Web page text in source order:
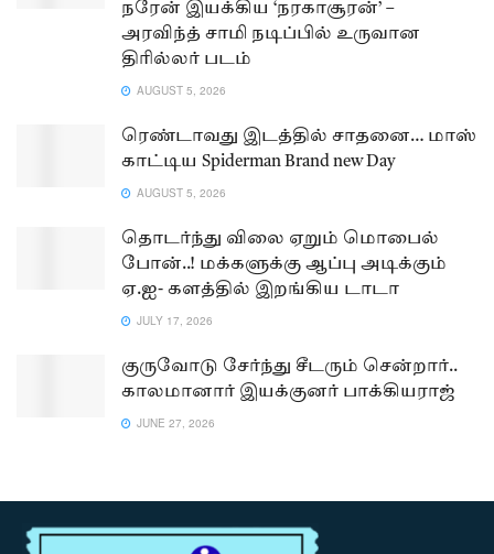
நரேன் இயக்கிய ‘நரகாசூரன்’ –
அரவிந்த் சாமி நடிப்பில் உருவான
திரில்லர் படம்
AUGUST 5, 2026
ரெண்டாவது இடத்தில் சாதனை… மாஸ்
காட்டிய Spiderman Brand new Day
AUGUST 5, 2026
தொடர்ந்து விலை ஏறும் மொபைல்
போன்..! மக்களுக்கு ஆப்பு அடிக்கும்
ஏ.ஐ- களத்தில் இறங்கிய டாடா
JULY 17, 2026
குருவோடு சேர்ந்து சீடரும் சென்றார்..
காலமானார் இயக்குனர் பாக்கியராஜ்
JUNE 27, 2026